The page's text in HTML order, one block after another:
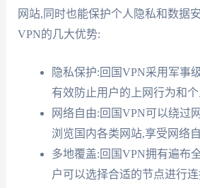
网站,同时也能保护个人隐私和数据
VPN的几大优势:
隐私保护:回国VPN采用军事
有效防止用户的上网行为和个
网络自由:回国VPN可以绕过
浏览国内各类网站,享受网络自
多地覆盖:回国VPN拥有遍布
户可以选择合适的节点进行